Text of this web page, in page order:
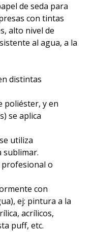
de seda para
con tintas
alto nivel de
al agua, a la
distintas
poliéster, y en
se aplica
utiliza
sublimar.
profesional o
con
ej: pintura a la
acrílicos,
puff, etc.